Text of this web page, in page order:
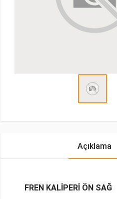
Açıklama
FREN KALİPERİ ÖN SAĞ